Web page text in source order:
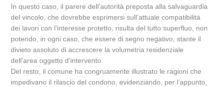
In questo caso, il parere dell’autorità preposta alla salvaguardia
del vincolo, che dovrebbe esprimersi sull’attuale compatibilità
dei lavori con l’interesse protetto, risulta del tutto superfluo, non
potendo, in ogni caso, che essere di segno negativo, stante il
divieto assoluto di accrescere la volumetria residenziale
dell’area oggetto d’intervento.
Del resto, il comune ha congruamente illustrato le ragioni che
impedivano il rilascio del condono, evidenziando, per l’appunto,